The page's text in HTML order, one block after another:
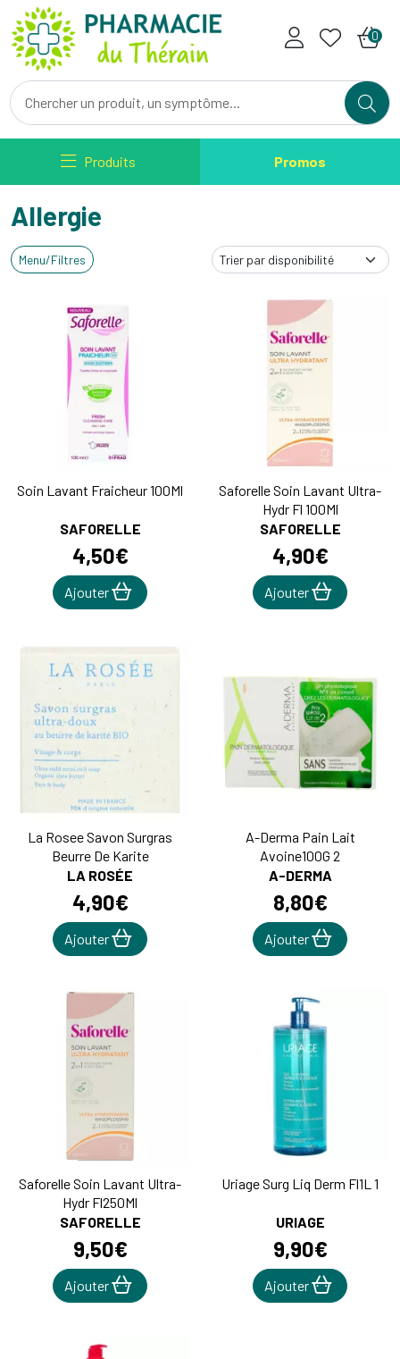
Pharmacie du Therain Votre
0
Produits Promos
Allergie
Menu/Filtres
Soin Lavant Fraicheur 100Ml
SAFORELLE
4,50€
Ajouter
Saforelle Soin Lavant Ultra-
Hydr Fl 100Ml
SAFORELLE
4,90€
Ajouter
La Rosee Savon Surgras
Beurre De Karite
LA ROSÉE
4,90€
Ajouter
A-Derma Pain Lait
Avoine100G 2
A-DERMA
8,80€
Ajouter
Saforelle Soin Lavant Ultra-
Hydr Fl250Ml
SAFORELLE
9,50€
Ajouter
Uriage Surg Liq Derm Fl1L 1
URIAGE
9,90€
Ajouter